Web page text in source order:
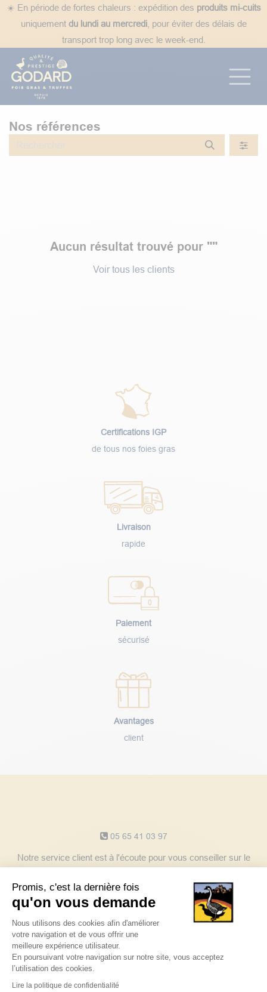
Promis, c'est la dernière fois
qu'on vous demande
Plateforme de Gestion du
Nous utilisons des cookies afin d'améliorer
votre navigation et de vous offrir une
meilleure expérience utilisateur.
En poursuivant votre navigation sur notre site, vous acceptez
l’utilisation des cookies.
Lire la politique de confidentialitéAxeptio consent
Se rendre au contenu
☀️ En période de fortes chaleurs : expédition des produits mi-cuits
uniquement du lundi au mercredi, pour éviter des délais de
transport trop long avec le week-end.
Nos références
Aucun résultat trouvé pour ""
Voir tous les clients
Certifications IGP
de tous nos foies gras
Livraison
rapide
Paiement
sécurisé
Avantages
client
05 65 41 03 97
Notre service client est à l'écoute pour vous conseiller sur le
Contactez-nous
Découvrez les avis clients
eKomi
SATISFACTION: